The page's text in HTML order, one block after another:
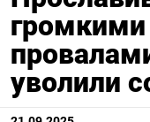
уволили